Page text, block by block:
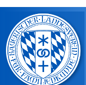
Direkt zum Inhalt